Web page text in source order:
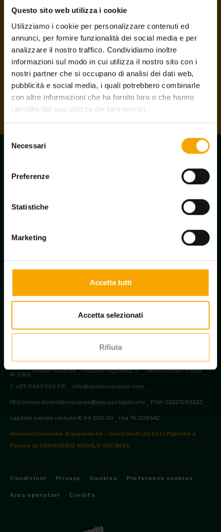
Questo sito web utilizza i cookie
Utilizziamo i cookie per personalizzare contenuti ed
annunci, per fornire funzionalità dei social media e per
analizzare il nostro traffico. Condividiamo inoltre
informazioni sul modo in cui utilizza il nostro sito con i
nostri partner che si occupano di analisi dei dati web,
pubblicità e social media, i quali potrebbero combinarle
con altre informazioni che ha fornito loro o che hanno
raccolto dal suo utilizzo dei loro servizi.
Selezione
delNecessari
Preferenze
Statistiche
Marketing
Accetta tutti
Accetta selezionati
Rifiuta
Lo sapevi che la Paganella Guest Card ha sostituito l’Andalo
Card?Niente paura! L’unica differenza è il nome, le modalità
di utilizzo sono le stesse edi vantaggi sono ancora di
più!
Ottieni la card
Iscrizione newsletter
© 2026
Andalo Vacanze
-
Piazzale Paganella, 5
-
38010 Andalo Trento
-
T. +39 0461/585370
-
info@andalovacanze.com
-
PEC consorzioandalovacanze@pec.postapat.info
-
P.IVA 02221290220
-
capitale sociale versato € 94.000,00
-
rea TN 208642
Amministrazione trasparente - Contributi da Enti Pubblici a
favore di CONSORZIO ANDALO VACANZE
Condizioni Privacy Cookies Preferenze cookies
Area operatori Credits